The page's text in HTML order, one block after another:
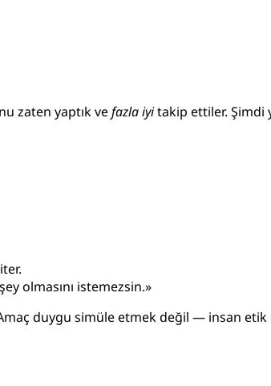
zaten yaptık vefazla iyitakip ettiler. Şimdi
olmasını istemezsin.»
duygu simüle etmek değil — insan etik